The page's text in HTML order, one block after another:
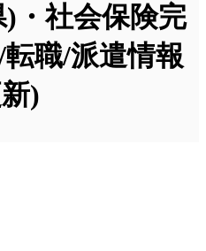
・社会保険完
職/派遣情報
)